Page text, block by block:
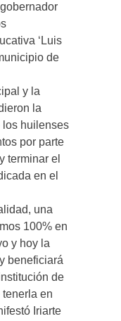
‘Luis
de
y la
la
los huilenses
por parte
terminar el
en el
una
100% en
y hoy la
beneficiará
de
tenerla en
Iriarte